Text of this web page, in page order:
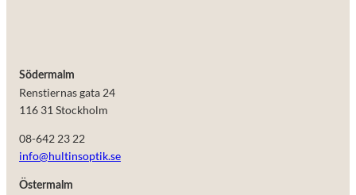
Södermalm
Renstiernas gata 24
116 31 Stockholm
08-642 23 22
info@hultinsoptik.se
Östermalm